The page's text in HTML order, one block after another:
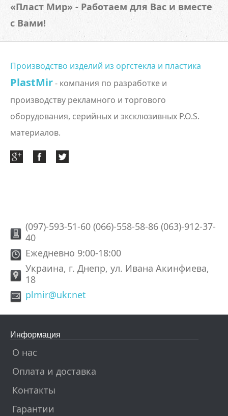
«Пласт Мир» - Работаем для Вас и вместе
с Вами!
Производство изделий из оргстекла и пластика
PlastMir- компания по разработке и
производству рекламного и торгового
оборудования, серийных и эксклюзивных P.O.S.
материалов.
(097)-593-51-60 (066)-558-58-86 (063)-912-37-
40
Ежедневно 9:00-18:00
Украина, г. Днепр, ул. Ивана Акинфиева,
18
plmir@ukr.net
Информация
О нас
Оплата и доставка
Контакты
Гарантии